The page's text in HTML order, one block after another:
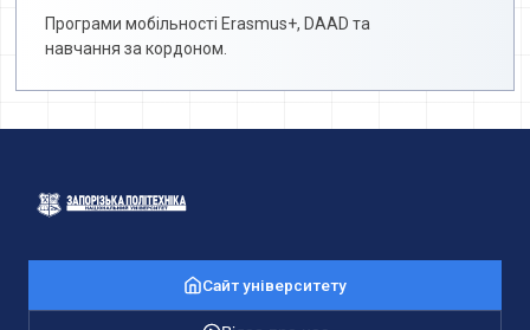
Програми мобільності Erasmus+, DAAD та
навчання за кордоном.
Сайт університету